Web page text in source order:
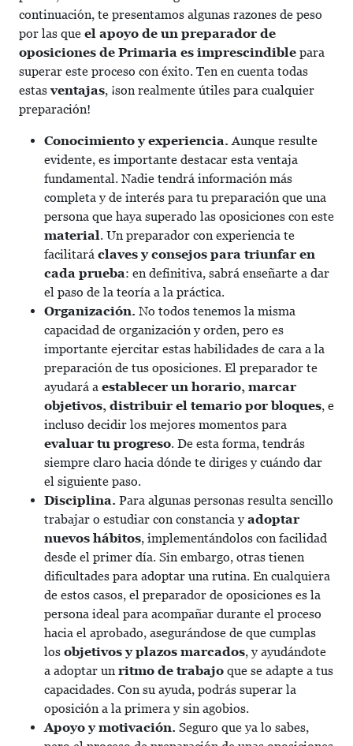
continuación, te presentamos algunas razones de peso
por las que el apoyo de un preparador de
oposiciones de Primaria es imprescindible para
superar este proceso con éxito. Ten en cuenta todas
estasventajas, ¡son realmente útiles para cualquier
preparación!
Conocimiento y experiencia.Aunque resulte
evidente, es importante destacar esta ventaja
fundamental. Nadie tendrá información más
completa y de interés para tu preparación que una
persona que haya superado las oposiciones con este
material. Un preparador con experiencia te
facilitará claves y consejos para triunfar en
cada prueba: en definitiva, sabrá enseñarte a dar
el paso de la teoría a la práctica.
Organización. No todos tenemos la misma
capacidad de organización y orden, pero es
importante ejercitar estas habilidades de cara a la
preparación de tus oposiciones. El preparador te
ayudará a establecer un horario, marcar
objetivos, distribuir el temario por bloques, e
incluso decidir los mejores momentos para
evaluar tu progreso. De esta forma, tendrás
siempre claro hacia dónde te diriges y cuándo dar
el siguiente paso.
Disciplina. Para algunas personas resulta sencillo
trabajar o estudiar con constancia y adoptar
nuevos hábitos, implementándolos con facilidad
desde el primer día. Sin embargo, otras tienen
dificultades para adoptar una rutina. En cualquiera
de estos casos, el preparador de oposiciones es la
persona ideal para acompañar durante el proceso
hacia el aprobado, asegurándose de que cumplas
los objetivos y plazos marcados, y ayudándote
a adoptar un ritmo de trabajo que se adapte a tus
capacidades. Con su ayuda, podrás superar la
oposición a la primera y sin agobios.
Apoyo y motivación. Seguro que ya lo sabes,